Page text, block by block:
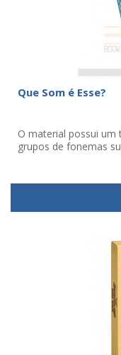
Que Som é Esse?
O material possui um
grupos de fonemas